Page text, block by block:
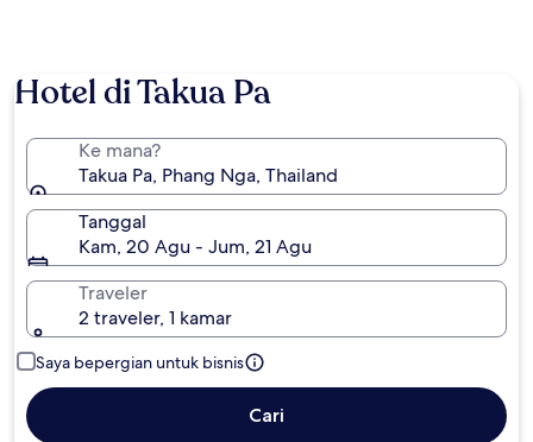
Hotel di Takua Pa
Ke mana?
Takua Pa, Phang Nga, Thailand
Tanggal
Kam, 20 Agu - Jum, 21 Agu
Traveler
2 traveler, 1 kamar
Saya bepergian untuk bisnis
Cari